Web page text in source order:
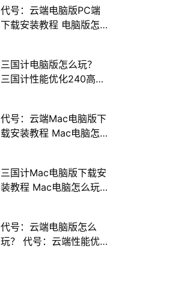
代号：云端电脑版PC端
下载安装教程 电脑版怎
三国计电脑版怎么玩？
三国计性能优化240高帧
代号：云端Mac电脑版下
载安装教程 Mac电脑怎
三国计Mac电脑版下载安
装教程 Mac电脑怎么玩
代号：云端电脑版怎么
玩？ 代号：云端性能优